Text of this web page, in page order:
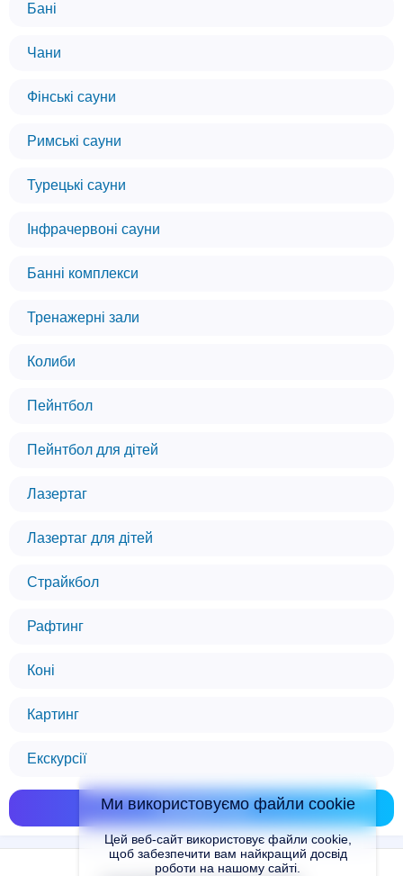
Бані
Чани
Фінські сауни
Римські сауни
Турецькі сауни
Інфрачервоні сауни
Банні комплекси
Тренажерні зали
Колиби
Пейнтбол
Пейнтбол для дітей
Лазертаг
Лазертаг для дітей
Страйкбол
Рафтинг
Коні
Картинг
Екскурсії
Показати всі
Ми використовуємо файли cookie
Цей веб-сайт використовує файли cookie,
щоб забезпечити вам найкращий досвід
роботи на нашому сайті.